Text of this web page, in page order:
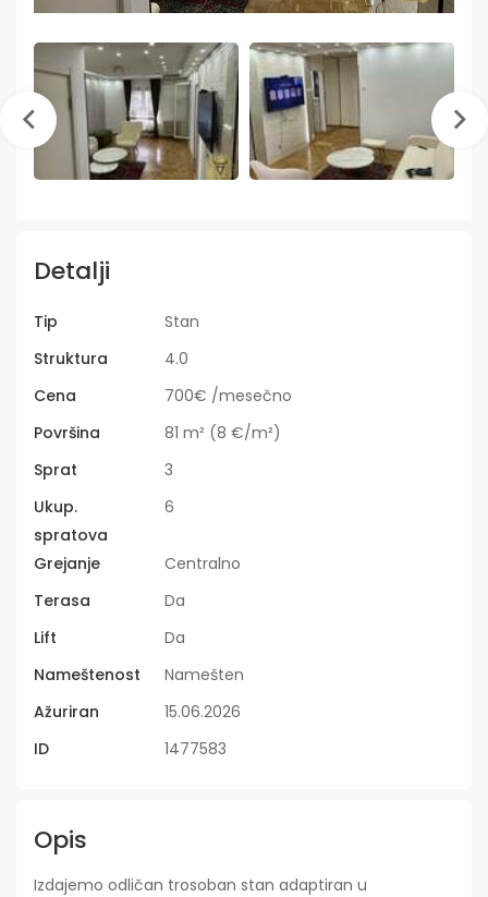
Detalji
Tip
Stan
Struktura
4.0
Cena
700€ /mesečno
Površina
81 m² (8 €/m²)
Sprat
3
Ukup.
spratova
6
Grejanje
Centralno
Terasa
Da
Lift
Da
Nameštenost
Namešten
Ažuriran
15.06.2026
ID
1477583
Opis
Izdajemo odličan trosoban stan adaptiran u